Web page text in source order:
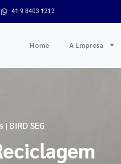
41 9 8403 1212
Home A Empresa
BIRD SEG